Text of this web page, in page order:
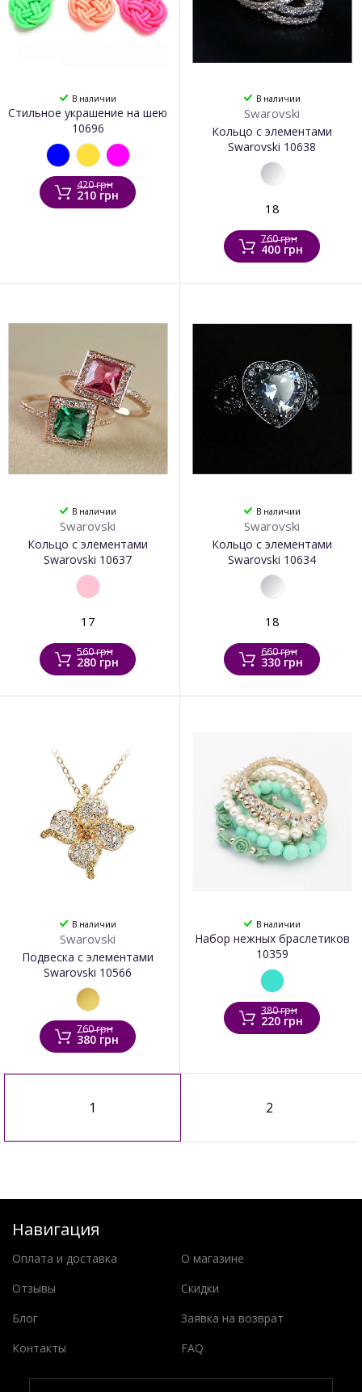
В наличии
Стильное украшение на шею
10696
420 грн
210 грн
В наличии
Swarovski
Кольцо с элементами
Swarovski 10638
18
760 грн
400 грн
В наличии
Swarovski
Кольцо с элементами
Swarovski 10637
17
560 грн
280 грн
В наличии
Swarovski
Кольцо с элементами
Swarovski 10634
18
660 грн
330 грн
В наличии
Swarovski
Подвеска с элементами
Swarovski 10566
760 грн
380 грн
В наличии
Набор нежных браслетиков
10359
380 грн
220 грн
1 2
Навигация
Оплата и доставка
О магазине
Отзывы
Скидки
Блог
Заявка на возврат
Контакты
FAQ